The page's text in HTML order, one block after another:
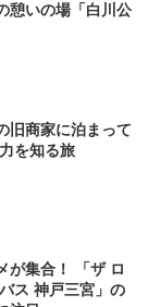
憩いの場「白川公
旧商家に泊まって
を知る旅
が集合！ 「ザ ロ
ス 神戸三宮」の